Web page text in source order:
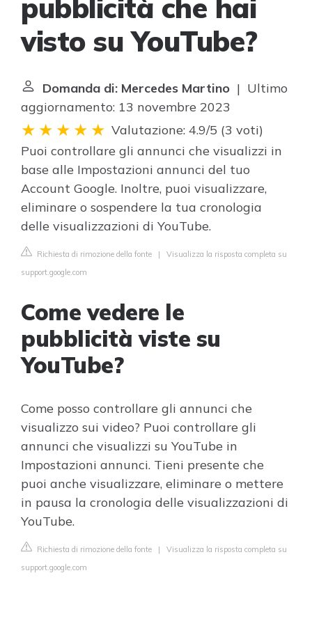
pubblicità che hai
visto su YouTube?
Domanda di: Mercedes Martino | Ultimo
aggiornamento: 13 novembre 2023
Valutazione: 4.9/5 (3 voti)
Puoi controllare gli annunci che visualizzi in
base alle Impostazioni annunci del tuo
Account Google. Inoltre, puoi visualizzare,
eliminare o sospendere la tua cronologia
delle visualizzazioni di YouTube.
Richiesta di rimozione della fonte | Visualizza la risposta completa su
support.google.com
Come vedere le
pubblicità viste su
YouTube?
Come posso controllare gli annunci che
visualizzo sui video? Puoi controllare gli
annunci che visualizzi su YouTube in
Impostazioni annunci. Tieni presente che
puoi anche visualizzare, eliminare o mettere
in pausa la cronologia delle visualizzazioni di
YouTube.
Richiesta di rimozione della fonte | Visualizza la risposta completa su
support.google.com